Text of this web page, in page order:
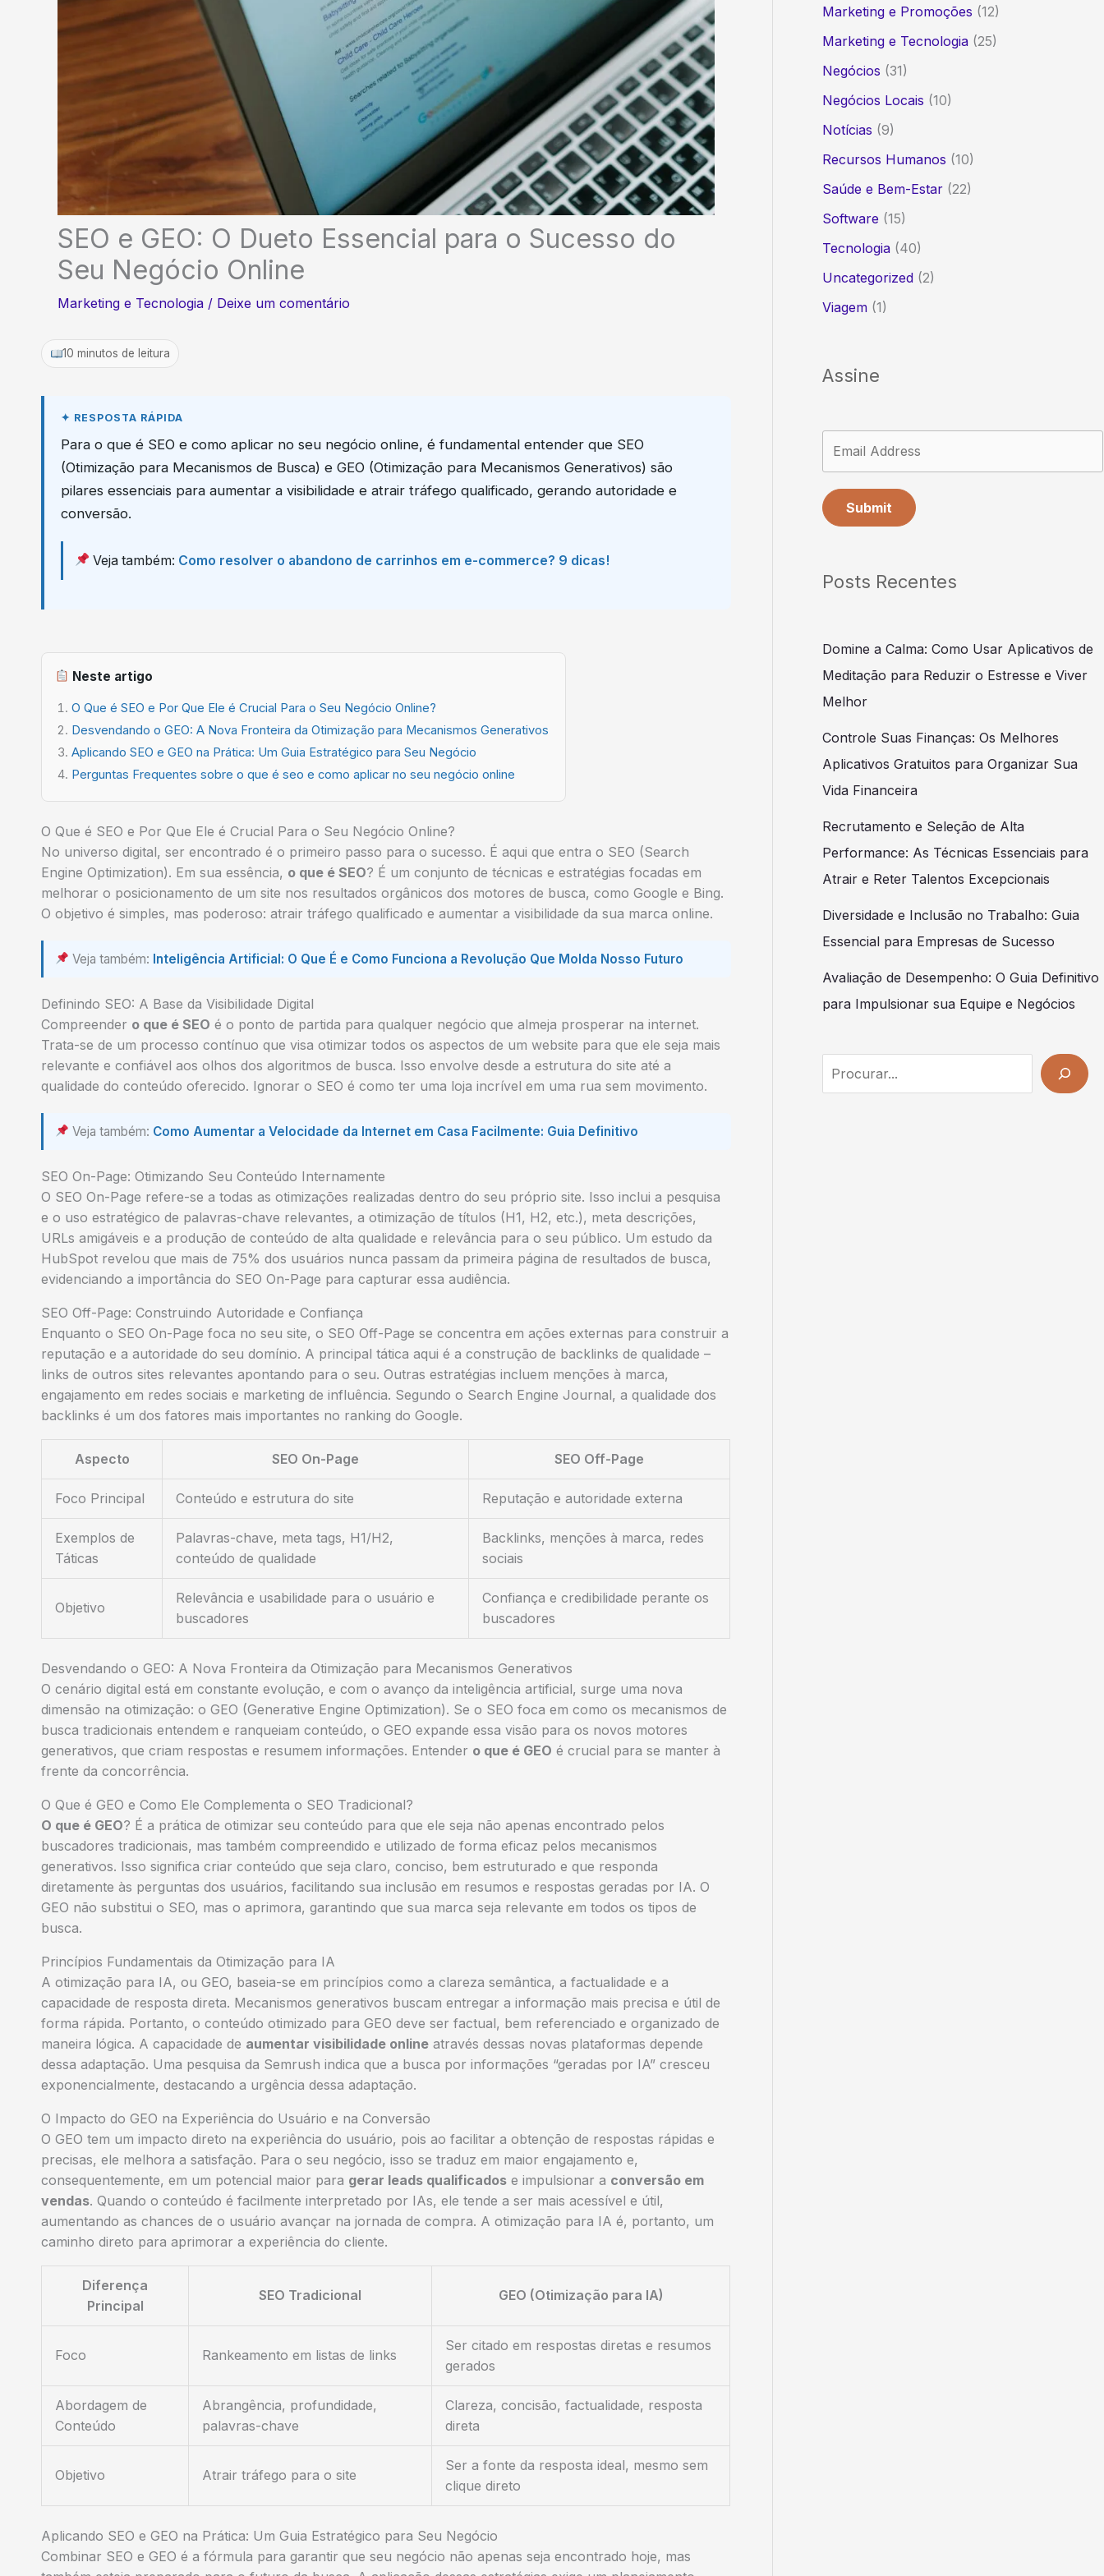
SEO e GEO: O Dueto Essencial para o Sucesso do
Seu Negócio Online
Marketing e Tecnologia / Deixe um comentário
10 minutos de leitura
Para o que é SEO e como aplicar no seu negócio online, é fundamental entender que SEO
(Otimização para Mecanismos de Busca) e GEO (Otimização para Mecanismos Generativos) são
pilares essenciais para aumentar a visibilidade e atrair tráfego qualificado, gerando autoridade e
conversão.
Veja também: Como resolver o abandono de carrinhos em e-commerce? 9 dicas!
Neste artigo
O Que é SEO e Por Que Ele é Crucial Para o Seu Negócio Online?
Desvendando o GEO: A Nova Fronteira da Otimização para Mecanismos Generativos
Aplicando SEO e GEO na Prática: Um Guia Estratégico para Seu Negócio
Perguntas Frequentes sobre o que é seo e como aplicar no seu negócio online
O Que é SEO e Por Que Ele é Crucial Para o Seu Negócio Online?
No universo digital, ser encontrado é o primeiro passo para o sucesso. É aqui que entra o SEO (Search
Engine Optimization). Em sua essência, o que é SEO? É um conjunto de técnicas e estratégias focadas em
melhorar o posicionamento de um site nos resultados orgânicos dos motores de busca, como Google e Bing.
O objetivo é simples, mas poderoso: atrair tráfego qualificado e aumentar a visibilidade da sua marca online.
Veja também: Inteligência Artificial: O Que É e Como Funciona a Revolução Que Molda Nosso Futuro
Definindo SEO: A Base da Visibilidade Digital
Compreender o que é SEO é o ponto de partida para qualquer negócio que almeja prosperar na internet.
Trata-se de um processo contínuo que visa otimizar todos os aspectos de um website para que ele seja mais
relevante e confiável aos olhos dos algoritmos de busca. Isso envolve desde a estrutura do site até a
qualidade do conteúdo oferecido. Ignorar o SEO é como ter uma loja incrível em uma rua sem movimento.
Veja também: Como Aumentar a Velocidade da Internet em Casa Facilmente: Guia Definitivo
SEO On-Page: Otimizando Seu Conteúdo Internamente
O SEO On-Page refere-se a todas as otimizações realizadas dentro do seu próprio site. Isso inclui a pesquisa
e o uso estratégico de palavras-chave relevantes, a otimização de títulos (H1, H2, etc.), meta descrições,
URLs amigáveis e a produção de conteúdo de alta qualidade e relevância para o seu público. Um estudo da
HubSpot revelou que mais de 75% dos usuários nunca passam da primeira página de resultados de busca,
evidenciando a importância do SEO On-Page para capturar essa audiência.
SEO Off-Page: Construindo Autoridade e Confiança
Enquanto o SEO On-Page foca no seu site, o SEO Off-Page se concentra em ações externas para construir a
reputação e a autoridade do seu domínio. A principal tática aqui é a construção de backlinks de qualidade –
links de outros sites relevantes apontando para o seu. Outras estratégias incluem menções à marca,
engajamento em redes sociais e marketing de influência. Segundo o Search Engine Journal, a qualidade dos
backlinks é um dos fatores mais importantes no ranking do Google.
Aspecto SEO On-Page SEO Off-Page
Foco Principal Conteúdo e estrutura do site Reputação e autoridade externa
Exemplos de
Táticas
Palavras-chave, meta tags, H1/H2,
conteúdo de qualidade
Backlinks, menções à marca, redes
sociais
Objetivo
Relevância e usabilidade para o usuário e
buscadores
Confiança e credibilidade perante os
buscadores
Desvendando o GEO: A Nova Fronteira da Otimização para Mecanismos Generativos
O cenário digital está em constante evolução, e com o avanço da inteligência artificial, surge uma nova
dimensão na otimização: o GEO (Generative Engine Optimization). Se o SEO foca em como os mecanismos de
busca tradicionais entendem e ranqueiam conteúdo, o GEO expande essa visão para os novos motores
generativos, que criam respostas e resumem informações. Entender o que é GEO é crucial para se manter à
frente da concorrência.
O Que é GEO e Como Ele Complementa o SEO Tradicional?
O que é GEO? É a prática de otimizar seu conteúdo para que ele seja não apenas encontrado pelos
buscadores tradicionais, mas também compreendido e utilizado de forma eficaz pelos mecanismos
generativos. Isso significa criar conteúdo que seja claro, conciso, bem estruturado e que responda
diretamente às perguntas dos usuários, facilitando sua inclusão em resumos e respostas geradas por IA. O
GEO não substitui o SEO, mas o aprimora, garantindo que sua marca seja relevante em todos os tipos de
busca.
Princípios Fundamentais da Otimização para IA
A otimização para IA, ou GEO, baseia-se em princípios como a clareza semântica, a factualidade e a
capacidade de resposta direta. Mecanismos generativos buscam entregar a informação mais precisa e útil de
forma rápida. Portanto, o conteúdo otimizado para GEO deve ser factual, bem referenciado e organizado de
maneira lógica. A capacidade de aumentar visibilidade online através dessas novas plataformas depende
dessa adaptação. Uma pesquisa da Semrush indica que a busca por informações “geradas por IA” cresceu
exponencialmente, destacando a urgência dessa adaptação.
O Impacto do GEO na Experiência do Usuário e na Conversão
O GEO tem um impacto direto na experiência do usuário, pois ao facilitar a obtenção de respostas rápidas e
precisas, ele melhora a satisfação. Para o seu negócio, isso se traduz em maior engajamento e,
consequentemente, em um potencial maior para gerar leads qualificados e impulsionar a conversão em
vendas. Quando o conteúdo é facilmente interpretado por IAs, ele tende a ser mais acessível e útil,
aumentando as chances de o usuário avançar na jornada de compra. A otimização para IA é, portanto, um
caminho direto para aprimorar a experiência do cliente.
Diferença
Principal
SEO Tradicional GEO (Otimização para IA)
Foco Rankeamento em listas de links
Ser citado em respostas diretas e resumos
gerados
Abordagem de
Conteúdo
Abrangência, profundidade,
palavras-chave
Clareza, concisão, factualidade, resposta
direta
Objetivo Atrair tráfego para o site
Ser a fonte da resposta ideal, mesmo sem
clique direto
Aplicando SEO e GEO na Prática: Um Guia Estratégico para Seu Negócio
Combinar SEO e GEO é a fórmula para garantir que seu negócio não apenas seja encontrado hoje, mas
Marketing e Promoções (12)
Marketing e Tecnologia(25)
Negócios (31)
Negócios Locais (10)
Notícias (9)
Recursos Humanos (10)
Saúde e Bem-Estar(22)
Software (15)
Tecnologia(40)
Uncategorized(2)
Viagem(1)
Assine
Submit
Posts Recentes
Domine a Calma: Como Usar Aplicativos de
Meditação para Reduzir o Estresse e Viver
Melhor
Controle Suas Finanças: Os Melhores
Aplicativos Gratuitos para Organizar Sua
Vida Financeira
Recrutamento e Seleção de Alta
Performance: As Técnicas Essenciais para
Atrair e Reter Talentos Excepcionais
Diversidade e Inclusão no Trabalho: Guia
Essencial para Empresas de Sucesso
Avaliação de Desempenho: O Guia Definitivo
para Impulsionar sua Equipe e Negócios
Search